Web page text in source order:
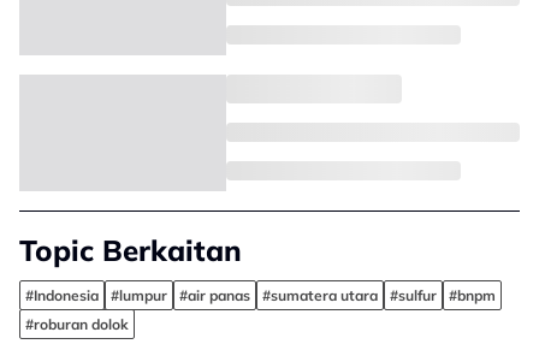
Topic Berkaitan
#Indonesia #lumpur #air panas #sumatera utara #sulfur
#bnpm
#roburan dolok